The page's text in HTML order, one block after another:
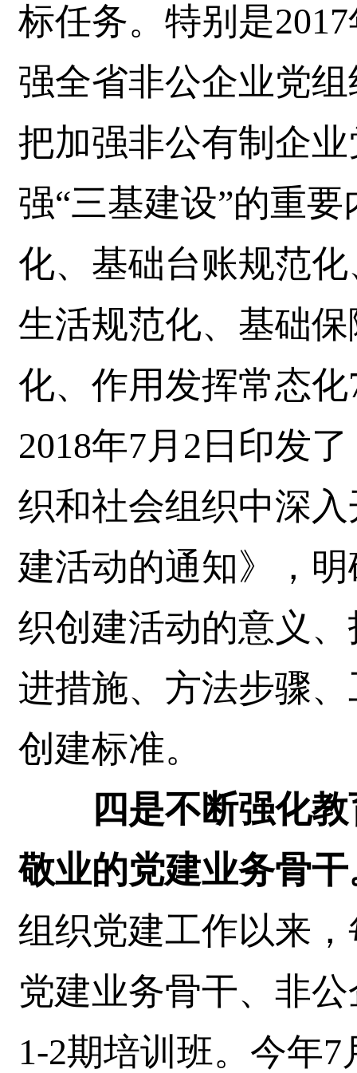
标任务。特别是
强全省非公企业党
把加强非公有制企
强“三基建设”的重
化、基础台账规范
生活规范化、基础
化、作用发挥常态
2018年7月2日印发
织和社会组织中深
建活动的通知》，
织创建活动的意义
进措施、方法步骤
创建标准。
四是不断强化
敬业的党建业务骨干
组织党建工作以来
党建业务骨干、非
1-2期培训班。今年